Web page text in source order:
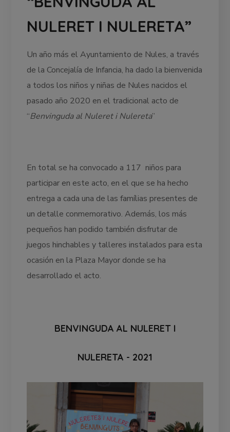
NULERET I NULERETA”
Un año más el Ayuntamiento de Nules, a través
de la Concejalía de Infancia, ha dado la bienvenida
a todos los niños y niñas de Nules nacidos el
pasado año 2020 en el tradicional acto de
“Benvinguda al Nuleret i Nulereta”
En total se ha convocado a 117 niños para
participar en este acto, en el que se ha hecho
entrega a cada una de las famílias presentes de
un detalle conmemorativo. Además, los más
pequeños han podido también disfrutar de
juegos hinchables y talleres instalados para esta
ocasión en la Plaza Mayor donde se ha
desarrollado el acto.
BENVINGUDA AL NULERET I
NULERETA - 2021